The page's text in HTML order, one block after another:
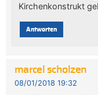
Kirchenkonstrukt
Antworten
marcel scholzen
08/01/2018 19:32